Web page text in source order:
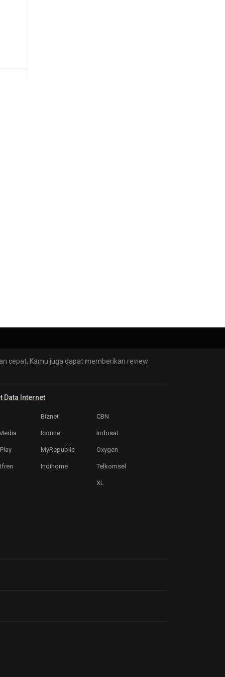
cepat. Kamu juga dapat memberikan review
Data Internet
Biznet CBN
Iconnet Indosat
MyRepublic Oxygen
Indihome Telkomsel
XL